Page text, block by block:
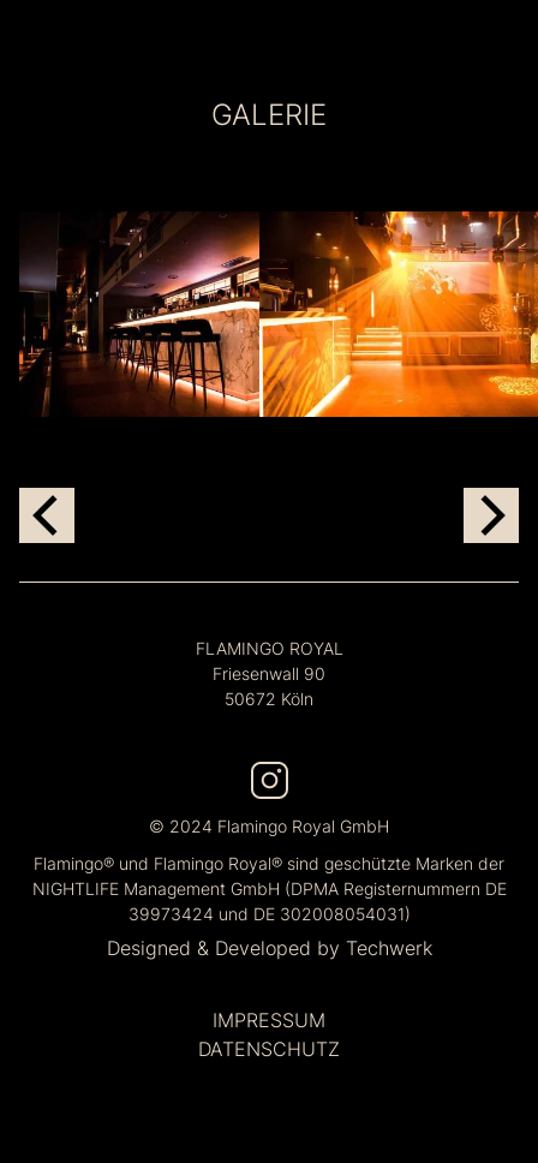
GALERIE
FLAMINGO ROYAL
Friesenwall 90
50672 Köln
© 2024 Flamingo Royal GmbH
Flamingo® und Flamingo Royal® sind geschützte Marken der
NIGHTLIFE Management GmbH (DPMA Registernummern DE
39973424 und DE 302008054031)
Designed & Developed by Techwerk
IMPRESSUM
DATENSCHUTZ